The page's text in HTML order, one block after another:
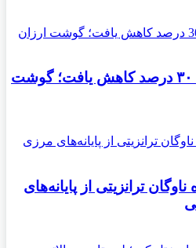
قیمت گوسفند زنده ۳۰ درصد کاهش یافت؛ گوشت
ناوگان ترانزیتی از پایانه‌های